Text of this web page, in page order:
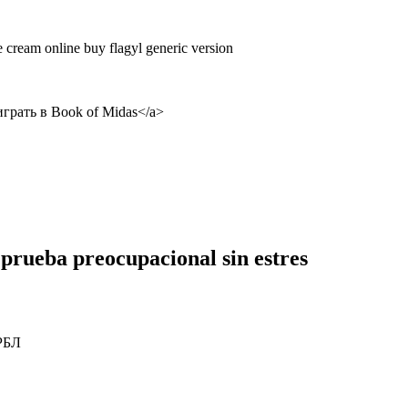
online buy flagyl generic version
в Book of Midas</a>
preocupacional sin estres